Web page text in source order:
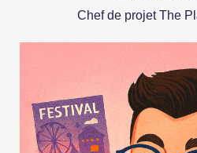
Chef de projet The